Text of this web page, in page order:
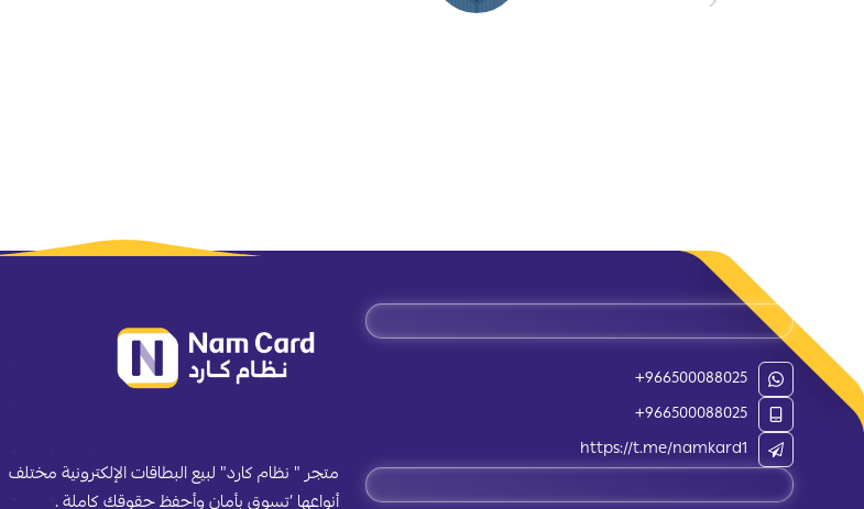
متجر " نظام كارد" لبيع البطاقات الإلكترونية مختلف
أنواعها ’تسوق بأمان وأحفظ حقوقك كاملة .
+966500088025
+966500088025
https://t.me/namkard1